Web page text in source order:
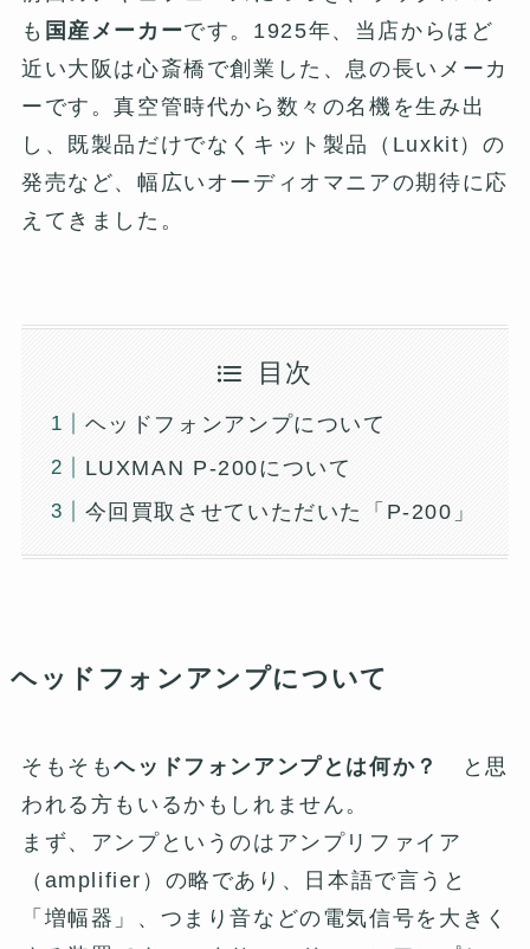
も 国産メーカーです。1925年、当店からほど
近い大阪は心斎橋で創業した、息の長いメーカ
ーです。真空管時代から数々の名機を生み出
し、既製品だけでなくキット製品（Luxkit）の
発売など、幅広いオーディオマニアの期待に応
えてきました。
目次
ヘッドフォンアンプについて
LUXMAN P-200について
今回買取させていただいた「P-200」
ヘッドフォンアンプについて
そもそもヘッドフォンアンプとは何か？
と思
われる方もいるかもしれません。
まず、アンプというのはアンプリファイア
（amplifier）の略であり、日本語で言うと
「増幅器」、つまり音などの電気信号を大きく